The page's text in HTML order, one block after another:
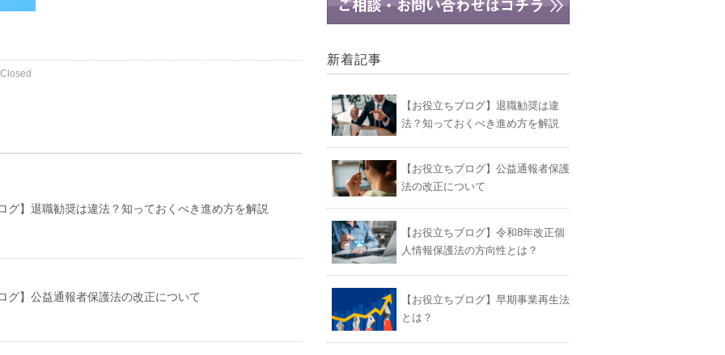
グ】退職勧奨は違法？知っておくべき進め方を解説
グ】公益通報者保護法の改正について
新着記事
【お役立ちブログ】退職勧奨は違
法？知っておくべき進め方を解説
【お役立ちブログ】公益通報者保護
法の改正について
【お役立ちブログ】令和8年改正個
人情報保護法の方向性とは？
【お役立ちブログ】早期事業再生法
とは？